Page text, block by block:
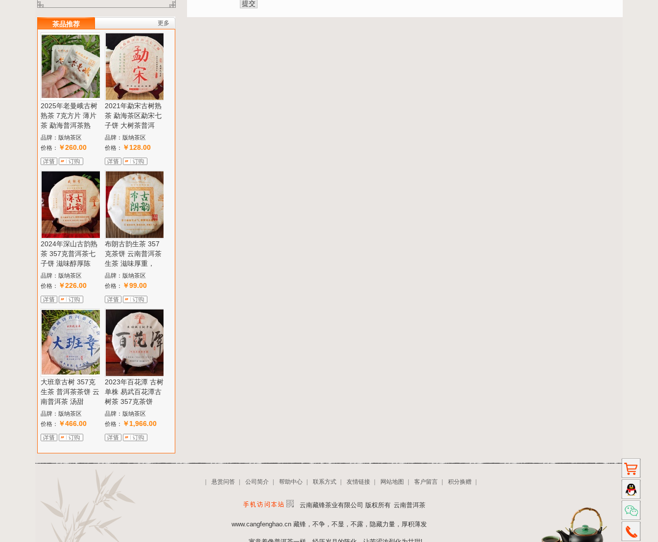
茶品推荐 更多
2025年老曼峨古树
熟茶 7克方片 薄片
茶 勐海普洱茶熟
品牌：版纳茶区
价格： ￥260.00
2021年勐宋古树熟
茶 勐海茶区勐宋七
子饼 大树茶普洱
品牌：版纳茶区
价格： ￥128.00
2024年深山古韵熟
茶 357克普洱茶七
子饼 滋味醇厚陈
品牌：版纳茶区
价格： ￥226.00
布朗古韵生茶 357
克茶饼 云南普洱茶
生茶 滋味厚重，
品牌：版纳茶区
价格： ￥99.00
大班章古树 357克
生茶 普洱茶茶饼 云
南普洱茶 汤甜
品牌：版纳茶区
价格： ￥466.00
2023年百花潭 古树
单株 易武百花潭古
树茶 357克茶饼
品牌：版纳茶区
价格： ￥1,966.00
悬赏问答 公司简介 帮助中心 联系方式 友情链接 网站地图 客户留言 积分换赠
云南藏锋茶业有限公司 版权所有 云南普洱茶
www.cangfenghao.cn藏锋，不争，不显，不露，隐藏力量，厚积薄发